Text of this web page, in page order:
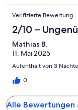
Verifizierte Bewertung
2/10 –
Mathias B.
11. Mai 2025
Aufenthalt von 3
0
Alle Bewertungen